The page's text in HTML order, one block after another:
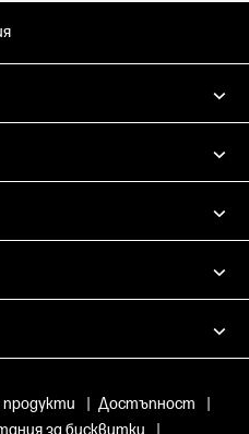
продукти Достъпност
за бисквитки